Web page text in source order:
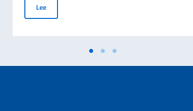
LeeCarte di Identità Elettroniche (CIE). Validez